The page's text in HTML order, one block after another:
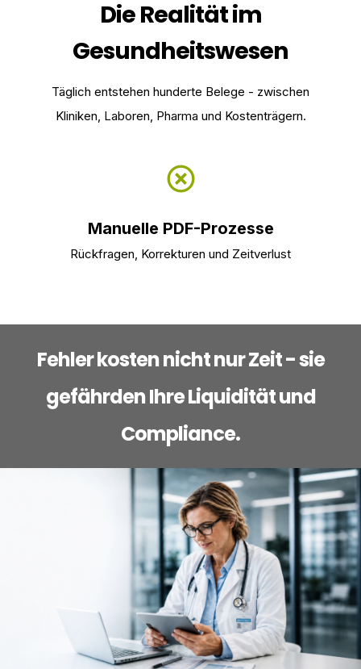
Die Realität im
Gesundheitswesen
Täglich entstehen hunderte Belege - zwischen
Kliniken, Laboren, Pharma und Kostenträgern.
Manuelle PDF-Prozesse
Rückfragen, Korrekturen und Zeitverlust
Fehler kosten nicht nur Zeit - sie
gefährden Ihre Liquidität und
Compliance.